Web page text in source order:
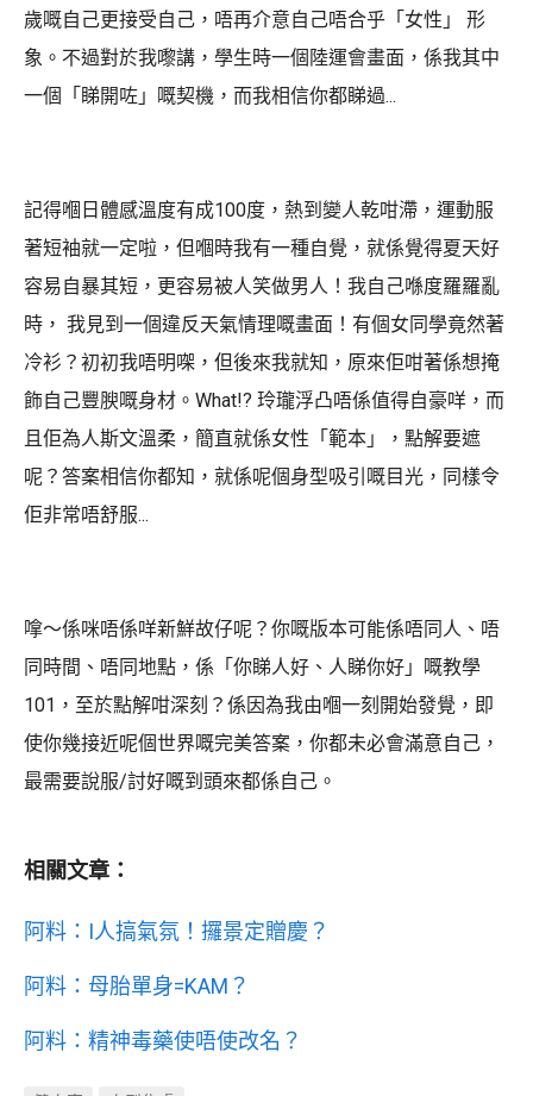
歲嘅自己更接受自己，唔再介意自己唔合乎「女性」 形
象。不過對於我嚟講，學生時一個陸運會畫面，係我其中
一個「睇開咗」嘅契機，而我相信你都睇過...
記得嗰日體感溫度有成100度，熱到變人乾咁滯，運動服
著短袖就一定啦，但嗰時我有一種自覺，就係覺得夏天好
容易自暴其短，更容易被人笑做男人！我自己喺度羅羅亂
時， 我見到一個違反天氣情理嘅畫面！有個女同學竟然著
冷衫？初初我唔明㗎，但後來我就知，原來佢咁著係想掩
飾自己豐腴嘅身材。What!? 玲瓏浮凸唔係值得自豪咩，而
且佢為人斯文溫柔，簡直就係女性「範本」，點解要遮
呢？答案相信你都知，就係呢個身型吸引嘅目光，同樣令
佢非常唔舒服...
嗱～係咪唔係咩新鮮故仔呢？你嘅版本可能係唔同人、唔
同時間、唔同地點，係「你睇人好、人睇你好」嘅教學
101，至於點解咁深刻？係因為我由嗰一刻開始發覺，即
使你幾接近呢個世界嘅完美答案，你都未必會滿意自己，
最需要說服/討好嘅到頭來都係自己。
相關文章：
阿料：I人搞氣氛！攞景定贈慶？
阿料：母胎單身=KAM？
阿料：精神毒藥使唔使改名？